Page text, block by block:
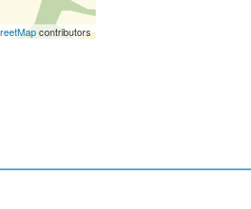
contributors